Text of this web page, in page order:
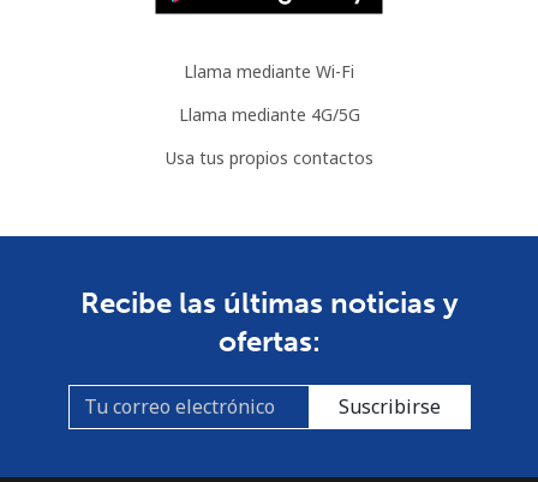
Llama mediante Wi-Fi
Llama mediante 4G/5G
Usa tus propios contactos
Recibe las últimas noticias y
ofertas:
Suscribirse